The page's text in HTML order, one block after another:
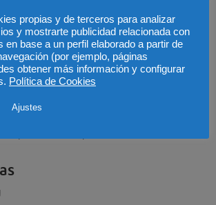
que un emprendedor no se puede
2)
Las 4 cosas que debes saber antes
te debes hacer para innovar en tu
propias y de terceros para analizar
y mostrarte publicidad relacionada con
en base a un perfil elaborado a partir de
(por ejemplo, páginas
obtener más información y configurar
Política de Cookies
Ajustes